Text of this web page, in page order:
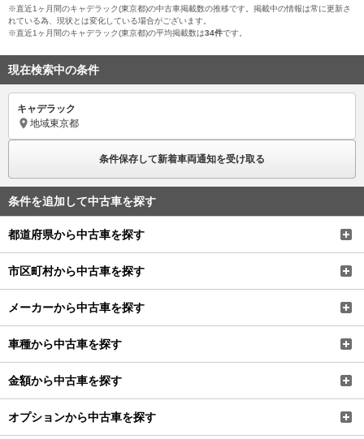
※直近1ヶ月間のキャデラック(東京都)の中古車掲載数の推移です。掲載中の情報は常に更新さ
れている為、現状とは変化している場合がございます。
※直近1ヶ月間のキャデラック(東京都)の平均掲載数は34件です。
現在検索中の条件
キャデラック
地域東京都
条件保存して新着車両通知を受け取る
条件を追加して中古車を探す
都道府県から中古車を探す
市区町村から中古車を探す
メーカーから中古車を探す
車種から中古車を探す
金額から中古車を探す
オプションから中古車を探す